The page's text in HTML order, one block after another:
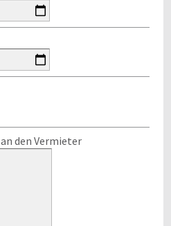
an den Vermieter